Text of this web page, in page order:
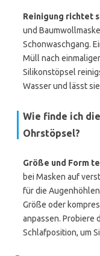
Reinigung richtet
und
Schonwaschgang.
Müll nach
Silikonstöpsel
Wasser und lässt
Wie finde ich
Ohrstöpsel?
Größe und Form
bei Masken auf
für die
Größe oder
anpassen. Probiere
Schlafposition, um